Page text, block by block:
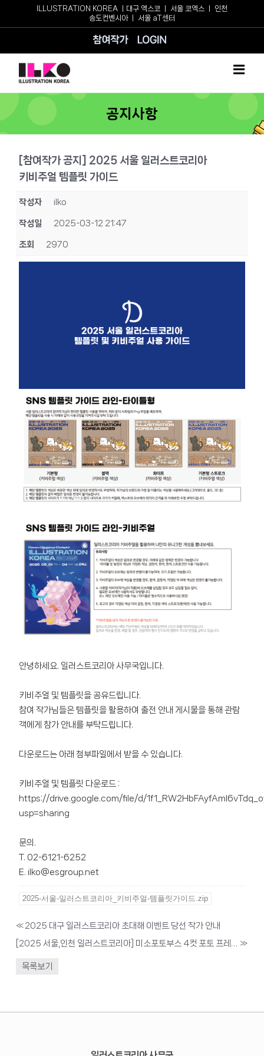
ILLUSTRATION KOREA ㅣ 대구 엑스코 서울 코엑스
인천
송도컨벤시아ㅣ 서울 aT센터
참여작가
공지사항
[참여작가 공지] 2025 서울 일러스트코리아
키비주얼 템플릿 가이드
작성자 ilko
작성일 2025-03-12 21:47
조회 2970
안녕하세요. 일러스트코리아 사무국입니다.
키비주얼 및 템플릿을 공유드립니다.
참여 작가님들은 템플릿을 활용하여 출전 안내 게시물을 통해 관람
객에게 참가 안내를 부탁드립니다.
다운로드는 아래 첨부파일에서 받을 수 있습니다.
키비주얼 및 템플릿 다운로드 :
https://drive.google.com/file/d/
usp=sharing
문의.
T. 02-6121-6252
E. ilko@esgroup.net
2025-서울-일러스트코리아_키비주얼-템플릿가이드.zip
«2025 대구 일러스트코리아 초대해 이벤트 당선 작가 안내
[2025 서울,인천 일러스트코리아] 미소포토부스 4컷 포토 프레임 콜라보레이션 공모 안내 »
목록보기